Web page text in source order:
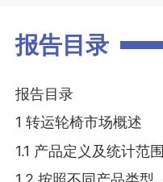
报告目录
报告目录
1 转运轮椅市场概述
1.1 产品定义及统计范围